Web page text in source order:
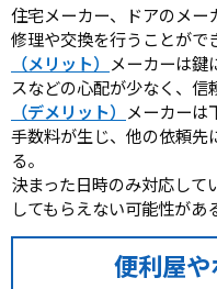
住宅メーカー、ドアのメー
修理や交換を行うことがで
（メリット） メーカーは鍵
スなどの心配が少なく、信
（デメリット） メーカーは
手数料が生じ、他の依頼先
る。
決まった日時のみ対応し
してもらえない可能性があ
便利屋